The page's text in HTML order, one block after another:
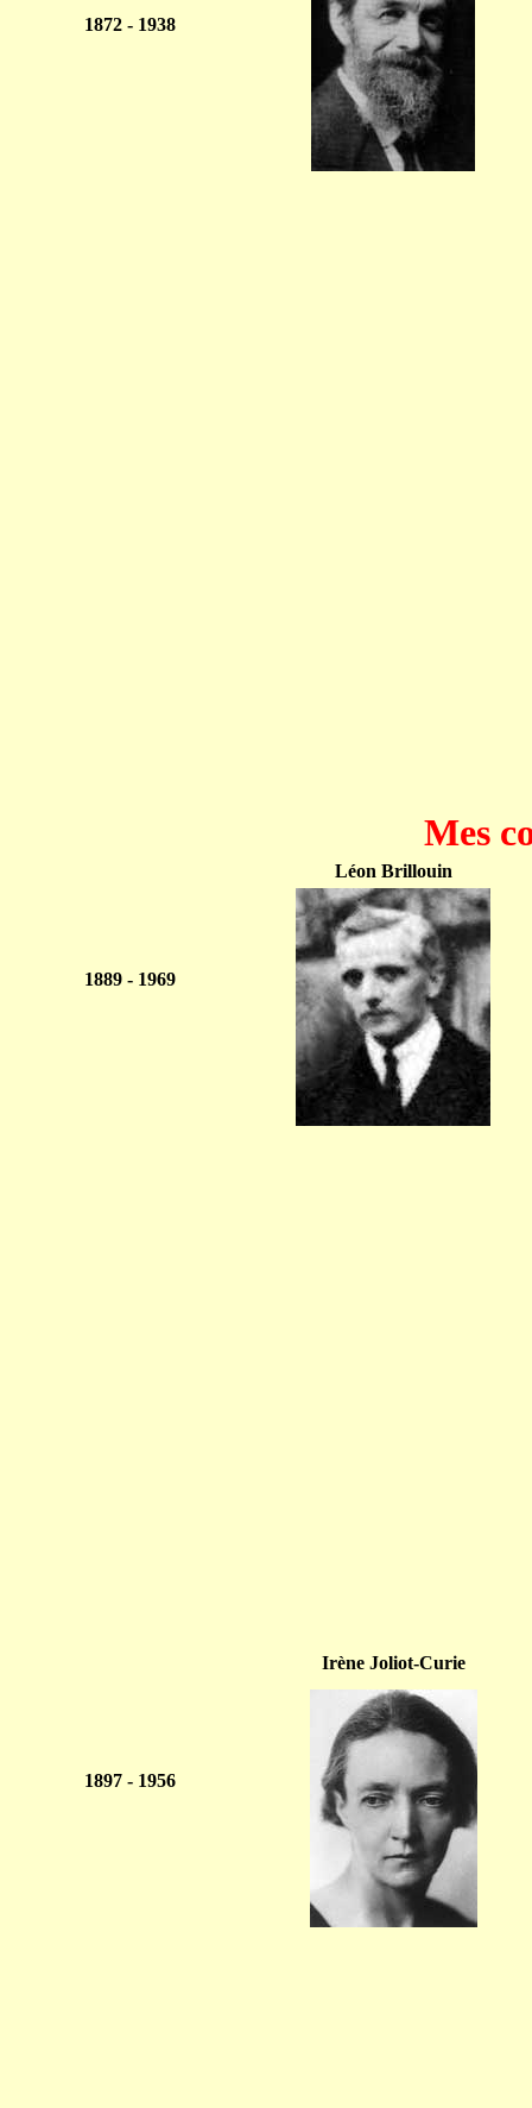
1872 - 1938
Mes
Léon Brillouin
1889 - 1969
Irène Joliot-Curie
1897 - 1956